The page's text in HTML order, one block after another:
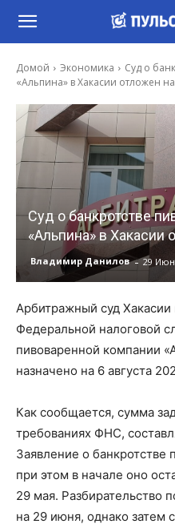
Домой Экономика
Суд о
«Альпина» в Хакасии отложен на
Суд о банкротстве
«Альпина» в Хакасии
Владимир Данилов - 29
Арбитражный суд
Федеральной налоговой
пивоваренной компании
назначено на 6 августа
Как сообщается, сумма
требованиях ФНС,
Заявление о банкротстве
при этом в начале оно
29 мая. Разбирательство
на 29 июня, однако затем